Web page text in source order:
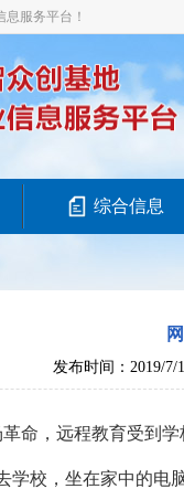
服务平台！
综合信息
发布时间：2019/
命，远程教育受到
学校，坐在家中的